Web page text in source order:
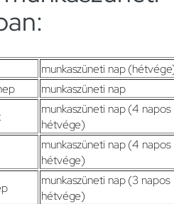
munkaszüneti nap
munkaszüneti nap
munkaszüneti nap (4 napos
hétvége)
munkaszüneti nap (4 napos
hétvége)
munkaszüneti nap (3 napos
hétvége)